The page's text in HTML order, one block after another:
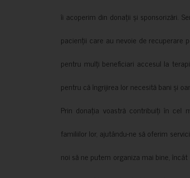
îi acoperim din donații și sponsorizări.
pacienții care au nevoie de recuperare
pentru mulți beneficiari accesul la
pentru că îngrijirea lor necesită bani și
Prin donația voastră contribuiți în cel
familiilor lor, ajutându-ne să oferim
noi să ne putem organiza mai bine,